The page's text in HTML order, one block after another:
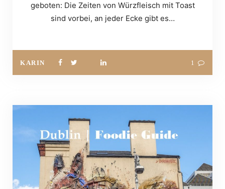
geboten: Die Zeiten von Würzfleisch mit Toast
sind vorbei, an jeder Ecke gibt es…
KARIN 1